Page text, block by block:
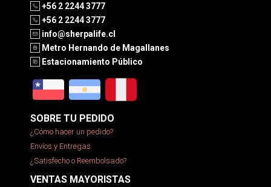
+56 2 2244 3777
+56 2 2244 3777
info@sherpalife.cl
Metro Hernando de Magallanes
Estacionamiento Público
SOBRE TU PEDIDO
¿Cómo hacer un pedido?
Envíos y Entregas
¿Satisfecho o Reembolsado?
VENTAS MAYORISTAS